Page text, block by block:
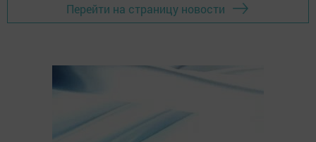
Перейти на страницу новости